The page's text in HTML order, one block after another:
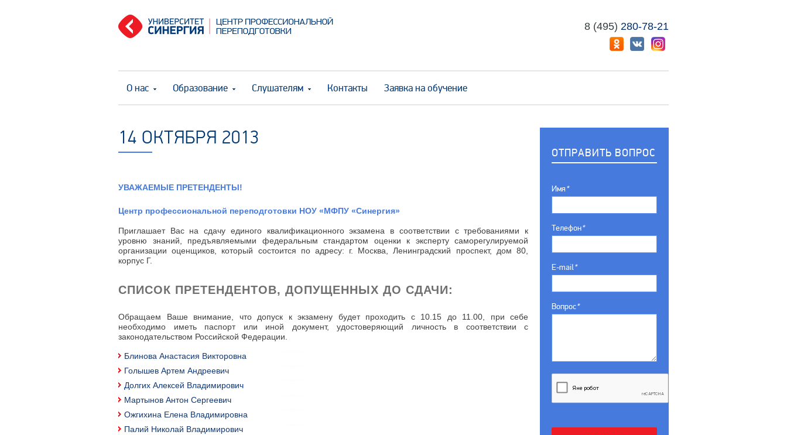
8 (495) 280-78-21
О нас Образование Слушателям Контакты Заявка на обучение
14 ОКТЯБРЯ 2013
УВАЖАЕМЫЕ ПРЕТЕНДЕНТЫ!
Центр профессиональной переподготовки НОУ «МФПУ «Синергия»
Приглашает Вас на сдачу единого квалификационного экзамена в соответствии с требованиями к
уровню знаний, предъявляемыми федеральным стандартом оценки к эксперту саморегулируемой
организации оценщиков, который состоится по адресу: г. Москва, Ленинградский проспект, дом 80,
корпус Г.
СПИСОК ПРЕТЕНДЕНТОВ, ДОПУЩЕННЫХ ДО СДАЧИ:
Обращаем Ваше внимание, что допуск к экзамену будет проходить с 10.15 до 11.00, при себе
необходимо иметь паспорт или иной документ, удостоверяющий личность в соответствии с
законодательством Российской Федерации.
Блинова Анастасия Викторовна
Голышев Артем Андреевич
Долгих Алексей Владимирович
Мартынов Антон Сергеевич
Ожгихина Елена Владимировна
Палий Николай Владимирович
ОТПРАВИТЬ ВОПРОС
Имя*
Телефон*
E-mail*
Вопрос*